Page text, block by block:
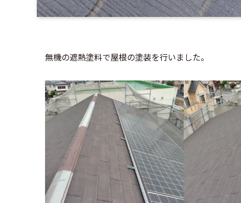
無機の遮熱塗料で屋根の塗装を行いました。